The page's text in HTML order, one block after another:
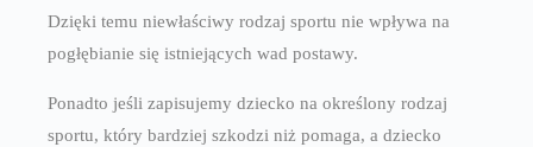
Dzięki temu niewłaściwy rodzaj sportu nie wpływa na
pogłębianie się istniejących wad postawy.
Ponadto jeśli zapisujemy dziecko na określony rodzaj
sportu, który bardziej szkodzi niż pomaga, a dziecko